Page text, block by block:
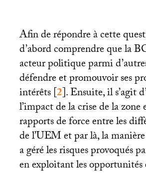
Afin de répondre à cette
d’abord comprendre que la
acteur politique parmi
défendre et promouvoir ses
intérêts[2]. Ensuite, il s’agit
l’impact de la crise de la zone
rapports de force entre les
de l’UEMet par là, la
a géré les risques provoqués
en exploitant les opportunités